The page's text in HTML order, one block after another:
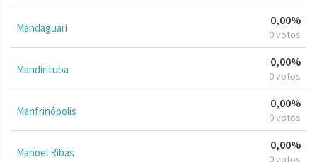
Mandaguari
0,00%
0 votos
Mandirituba
0,00%
0 votos
Manfrinópolis
0,00%
0 votos
Manoel Ribas
0,00%
0 votos